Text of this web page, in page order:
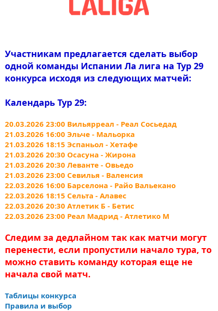
Участникам предлагается сделать выбор
одной команды Испании Ла лига на Тур 29
конкурса исходя из следующих матчей:
Календарь Тур 29:
20.03.2026 23:00 Вильярреал - Реал Сосьедад
21.03.2026 16:00 Эльче - Мальорка
21.03.2026 18:15 Эспаньол - Хетафе
21.03.2026 20:30 Осасуна - Жирона
21.03.2026 20:30 Леванте - Овьедо
21.03.2026 23:00 Севилья - Валенсия
22.03.2026 16:00 Барселона - Райо Вальекано
22.03.2026 18:15 Сельта - Алавес
22.03.2026 20:30 Атлетик Б - Бетис
22.03.2026 23:00 Реал Мадрид - Атлетико М
Следим за дедлайном так как матчи могут
перенести, если пропустили начало тура, то
можно ставить команду которая еще не
начала свой матч.
Таблицы конкурса
Правила и выбор